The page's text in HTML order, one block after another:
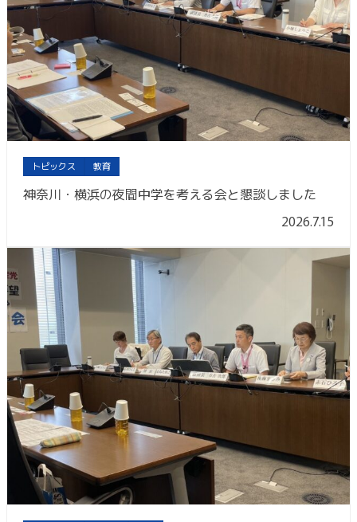
トピックス 教育
神奈川・横浜の夜間中学を考える会と懇談しました
2026.7.15